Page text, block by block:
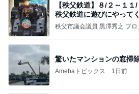
【秩父鉄道】８/２～１
秩父鉄道に遊びにやって
秩父市議会議員 黒澤秀之 ブロ
驚いたマンションの窓掃
Amebaトピックス 1日前